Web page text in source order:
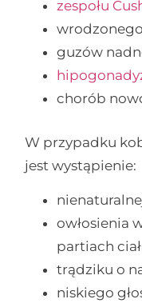
zespołu
guzów
chorób
W przypadku
jest wystąpienie:
owłosienia
partiach
trądziku o
niskiego